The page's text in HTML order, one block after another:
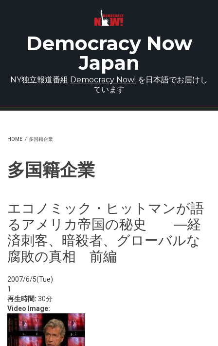
Democracy Now
Japan
NY独立報道番組 Democracy Now! を日本語でお届けし
ています
HOME / 多国籍企業
多国籍企業
エコノミック・ヒットマンが語
るアメリカ帝国の秘史 ―経
済刺客、暗殺者、グローバルな
腐敗の真相 前編
2007/6/5(Tue)
1
再生時間: 30分
Video Image: